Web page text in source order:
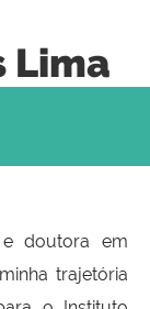
Lima
doutora em
trajetória